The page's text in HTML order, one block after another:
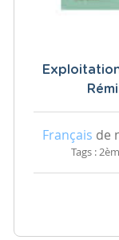
Français de
Tags :